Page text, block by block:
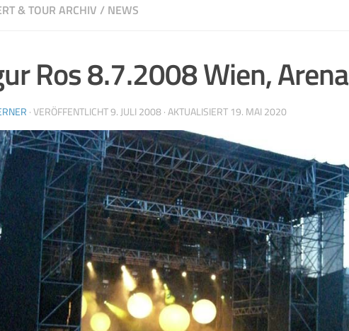
& TOUR ARCHIV / NEWS
Ros 8.7.2008 Wien, Arena
· VERÖFFENTLICHT9. JULI 2008· AKTUALISIERT 19. MAI 2020